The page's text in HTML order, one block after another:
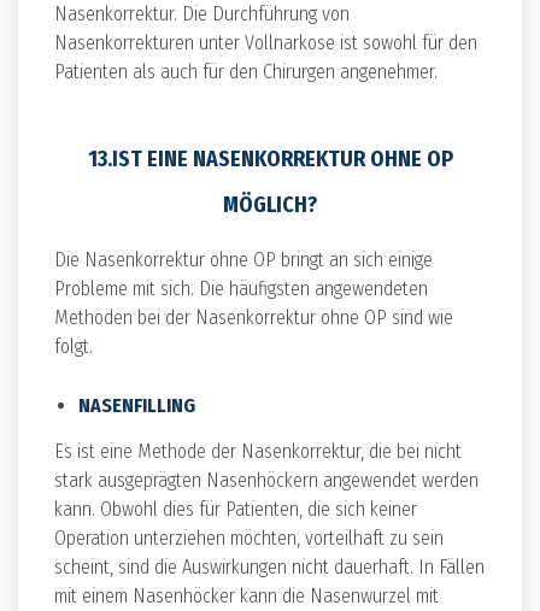
Nasenkorrektur. Die Durchführung von
Nasenkorrekturen unter Vollnarkose ist sowohl für den
Patienten als auch für den Chirurgen angenehmer.
13.IST EINE NASENKORREKTUR OHNE OP
MÖGLICH?
Die Nasenkorrektur ohne OP bringt an sich einige
Probleme mit sich. Die häufigsten angewendeten
Methoden bei der Nasenkorrektur ohne OP sind wie
folgt.
NASENFILLING
Es ist eine Methode der Nasenkorrektur, die bei nicht
stark ausgeprägten Nasenhöckern angewendet werden
kann. Obwohl dies für Patienten, die sich keiner
Operation unterziehen möchten, vorteilhaft zu sein
scheint, sind die Auswirkungen nicht dauerhaft. In Fällen
mit einem Nasenhöcker kann die Nasenwurzel mit